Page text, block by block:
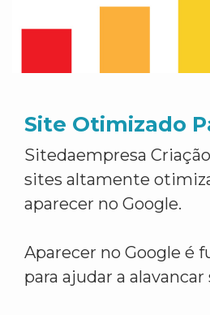
Site Otimizado
Sitedaempresa
sites altamente
aparecer no Google.
Aparecer no Google é
para ajudar a